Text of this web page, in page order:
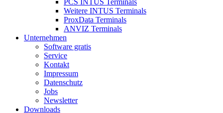
Weitere INTUS Terminals
ProxData Terminals
ANVIZ Terminals
Unternehmen
Software gratis
Service
Kontakt
Impressum
Datenschutz
Jobs
Newsletter
Downloads